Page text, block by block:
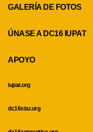
GALERÍA DE FOTOS
ÚNASE A DC16 IUPAT
APOYO
iupat.org
dc16star.org